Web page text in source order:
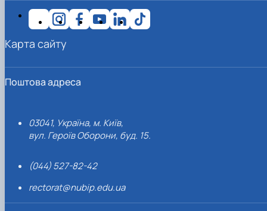
Поштова адреса
03041, Україна, м. Київ,
вул. Героїв Оборони, буд. 15.
(044) 527-82-42
rectorat@nubip.edu.ua
Карта сайту